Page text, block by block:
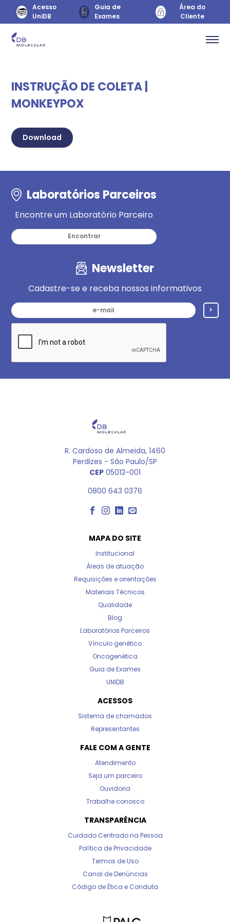
Acesso
UniDB
Guia de
Exames
Área do
Cliente
INSTRUÇÃO DE COLETA |
MONKEYPOX
Download
Laboratórios Parceiros
Encontre um Laboratório Parceiro
Encontrar
Newsletter
Cadastre-se e receba nossos informativos
>
R. Cardoso de Almeida, 1460
Perdizes - São Paulo/SP
CEP 05013-001
0800 643 0376
MAPA DO SITE
Institucional
Áreas de atuação
Requisições e orientações
Materiais Técnicos
Qualidade
Blog
Laboratórios Parceiros
Vínculo genético
Oncogenética
Guia de Exames
UNIDB
ACESSOS
Sistema de chamados
Representantes
FALE COM A GENTE
Atendimento
Seja um parceiro
Ouvidoria
Trabalhe conosco
TRANSPARÊNCIA
Cuidado Centrado na Pessoa
Política de Privacidade
Termos de Uso
Canal de Denúncias
Código de Ética e Conduta